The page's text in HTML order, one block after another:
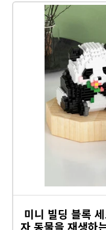
미니 빌딩 블록
자 동물을 재생하